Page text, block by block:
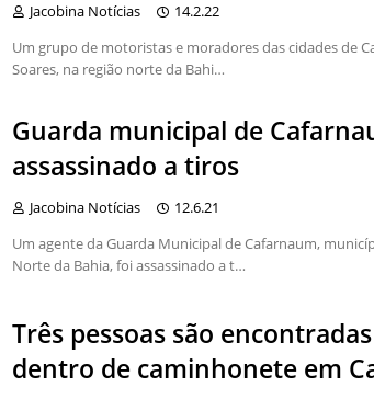
Jacobina Notícias
14.2.22
Um grupo de motoristas e moradores das cidades de
Soares, na região norte da Bahi…
Guarda municipal de
assassinado a tiros
Jacobina Notícias
12.6.21
Um agente da Guarda Municipal de Cafarnaum,
Norte da Bahia, foi assassinado a t…
Três pessoas são
dentro de caminhonete em